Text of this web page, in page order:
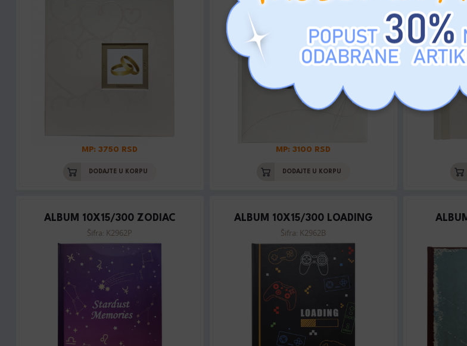
MP: 3750 RSD
DODAJTE U KORPU
MP: 3100 RSD
DODAJTE U KORPU
ALBUM 10X15/300 ZODIAC
Šifra: K2962P
ALBUM 10X15/300 LOADING
Šifra: K2962B